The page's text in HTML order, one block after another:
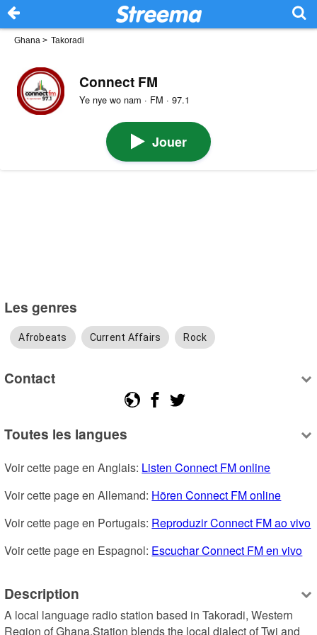
Ghana > Takoradi
Connect FM
Ye nye wo nam · FM · 97.1
Jouer
Les genres
Afrobeats Current Affairs Rock
Contact
Toutes les langues
Voir cette page en Anglais: Listen Connect FM online
Voir cette page en Allemand: Hören Connect FM online
Voir cette page en Portugais: Reproduzir Connect FM ao vivo
Voir cette page en Espagnol: Escuchar Connect FM en vivo
Description
A local language radio station based in Takoradi, Western
Region of Ghana.Station blends the local dialect of Twi and